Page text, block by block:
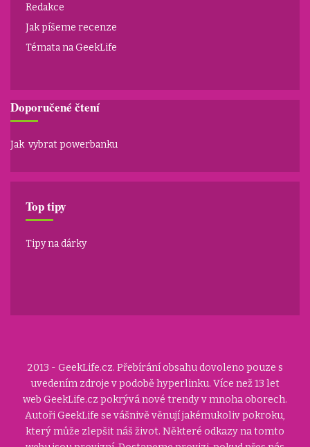
Redakce
Jak píšeme recenze
Témata na GeekLife
Doporučené čtení
Jak vybrat powerbanku
Top tipy
Tipy na dárky
2013 - GeekLife.cz. Přebírání obsahu dovoleno pouze s
uvedením zdroje v podobě hyperlinku. Více než 13 let
web GeekLife.cz pokrývá nové trendy v mnoha oborech.
Autoři GeekLife se vášnivě věnují jakémukoliv pokroku,
který může zlepšit náš život. Některé odkazy na tomto